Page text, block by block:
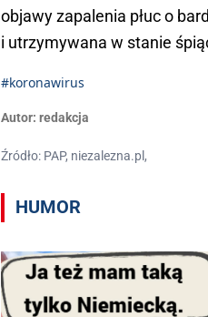
objawy zapalenia płuc o
i utrzymywana w stanie
#koronawirus
Autor: redakcja
Źródło: PAP, niezalezna.pl,
HUMOR